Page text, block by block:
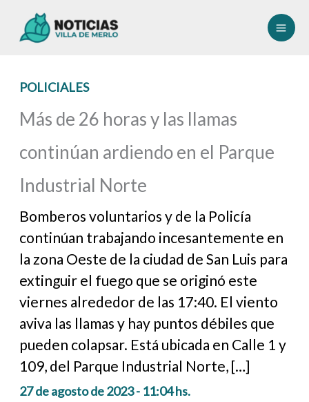
POLICIALES
Más de 26 horas y las llamas
continúan ardiendo en el Parque
Industrial Norte
Bomberos voluntarios y de la Policía
continúan trabajando incesantemente en
la zona Oeste de la ciudad de San Luis para
extinguir el fuego que se originó este
viernes alrededor de las 17:40. El viento
aviva las llamas y hay puntos débiles que
pueden colapsar. Está ubicada en Calle 1 y
109, del Parque Industrial Norte, […]
27 de agosto de 2023 - 11:04 hs.